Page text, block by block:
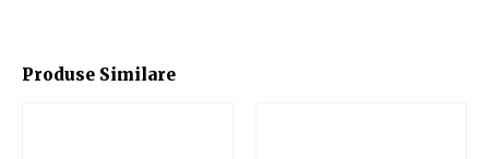
Produse Similare